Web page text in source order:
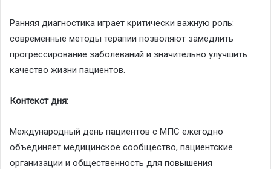
Ранняя диагностика играет критически важную роль:
современные методы терапии позволяют замедлить
прогрессирование заболеваний и значительно улучшить
качество жизни пациентов.
Контекст дня:
Международный день пациентов с МПС ежегодно
объединяет медицинское сообщество, пациентские
организации и общественность для повышения